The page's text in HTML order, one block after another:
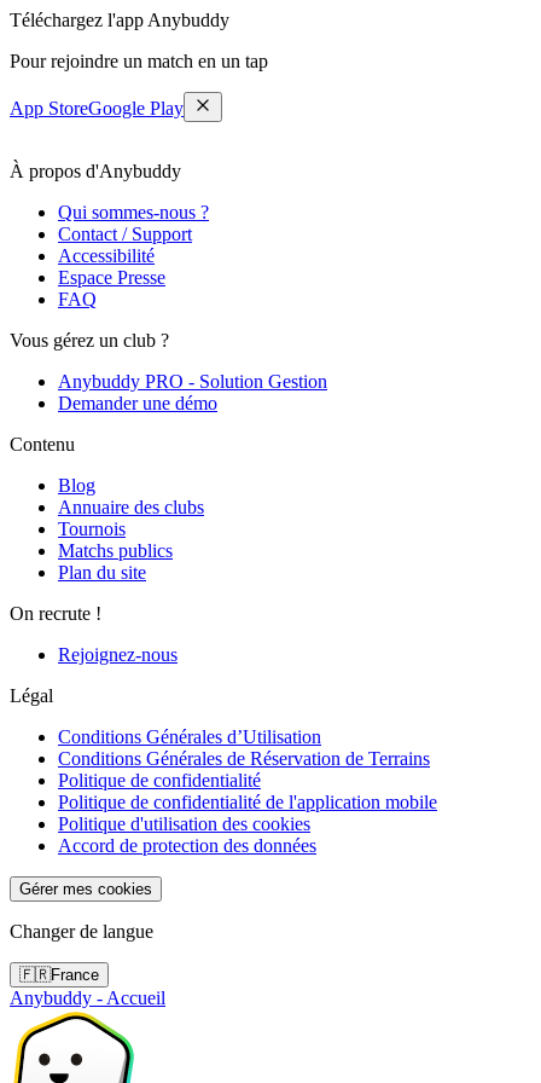
Téléchargez l'app Anybuddy
Pour rejoindre un match en un tap
App StoreGoogle Play
À propos d'Anybuddy
Qui sommes-nous ?
Contact / Support
Accessibilité
Espace Presse
FAQ
Vous gérez un club ?
Anybuddy PRO - Solution Gestion
Demander une démo
Contenu
Blog
Annuaire des clubs
Tournois
Matchs publics
Plan du site
On recrute !
Rejoignez-nous
Légal
Conditions Générales d’Utilisation
Conditions Générales de Réservation de Terrains
Politique de confidentialité
Politique de confidentialité de l'application mobile
Politique d'utilisation des cookies
Accord de protection des données
Gérer mes cookies
Changer de langue
🇫🇷France
Anybuddy - Accueil